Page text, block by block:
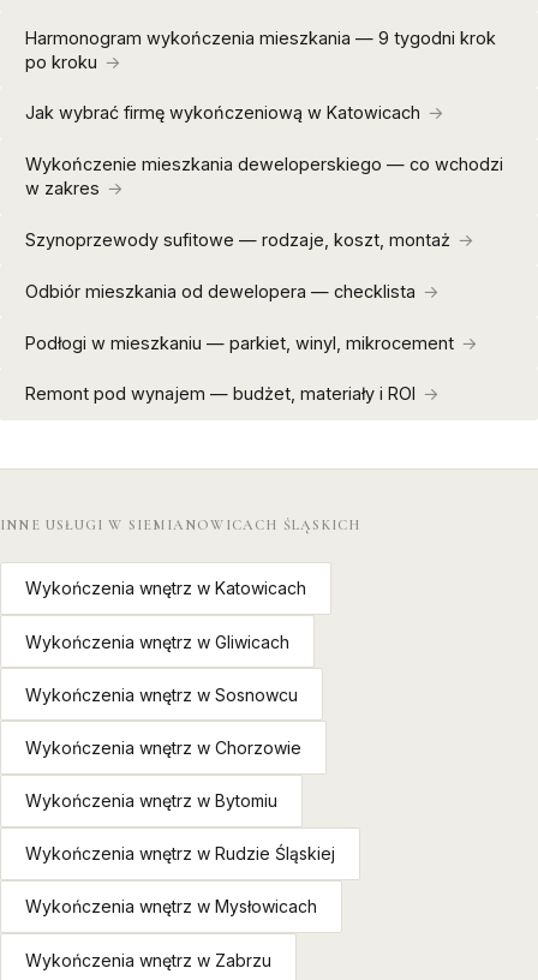
Harmonogram wykończenia mieszkania — 9 tygodni krok
po kroku
Jak wybrać firmę wykończeniową w Katowicach
Wykończenie mieszkania deweloperskiego — co wchodzi
w zakres
Szynoprzewody sufitowe — rodzaje, koszt, montaż
Odbiór mieszkania od dewelopera — checklista
Podłogi w mieszkaniu — parkiet, winyl, mikrocement
Remont pod wynajem — budżet, materiały i ROI
INNE USŁUGI W SIEMIANOWICACH ŚLĄSKICH
Wykończenia wnętrz w Katowicach
Wykończenia wnętrz w Gliwicach
Wykończenia wnętrz w Sosnowcu
Wykończenia wnętrz w Chorzowie
Wykończenia wnętrz w Bytomiu
Wykończenia wnętrz w Rudzie Śląskiej
Wykończenia wnętrz w Mysłowicach
Wykończenia wnętrz w Zabrzu